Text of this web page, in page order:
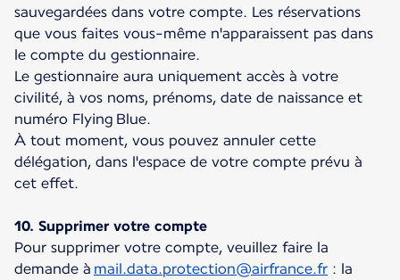
sauvegardées dans votre compte. Les réservations
que vous faites vous-même n'apparaissent pas dans
le compte du gestionnaire.
Le gestionnaire aura uniquement accès à votre
civilité, à vos noms, prénoms, date de naissance et
numéro Flying Blue.
À tout moment, vous pouvez annuler cette
délégation, dans l'espace de votre compte prévu à
cet effet.
10. Supprimer votre compte
Pour supprimer votre compte, veuillez faire la
demande à mail.data.protection@airfrance.fr : la